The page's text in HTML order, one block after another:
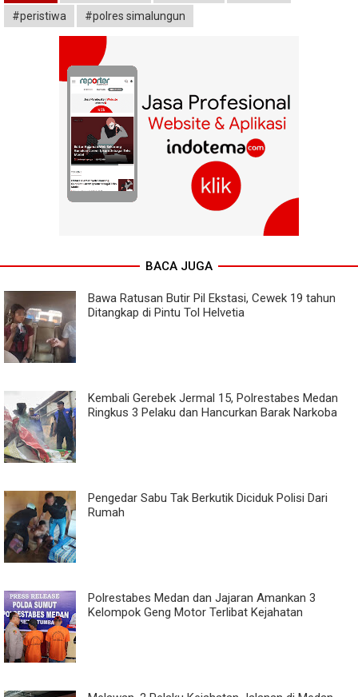
#peristiwa
#polres simalungun
BACA JUGA
Bawa Ratusan Butir Pil Ekstasi, Cewek 19 tahun
Ditangkap di Pintu Tol Helvetia
Kembali Gerebek Jermal 15, Polrestabes Medan
Ringkus 3 Pelaku dan Hancurkan Barak Narkoba
Pengedar Sabu Tak Berkutik Diciduk Polisi Dari
Rumah
Polrestabes Medan dan Jajaran Amankan 3
Kelompok Geng Motor Terlibat Kejahatan